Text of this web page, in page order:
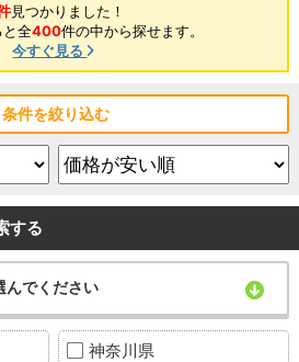
見つかりました！
と全400件の中から探せます。
今すぐ見る
条件を絞り込む
する
んでください
神奈川県